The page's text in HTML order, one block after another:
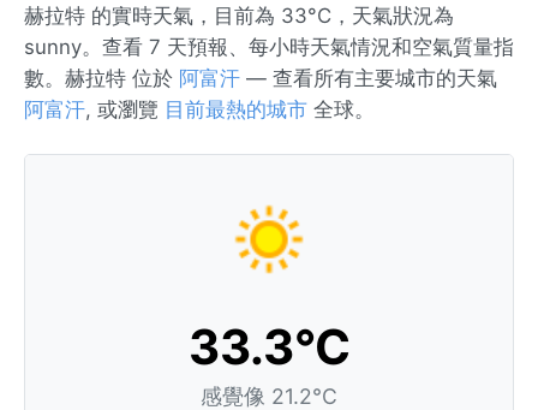
赫拉特 的實時天氣，目前為 33°C，天氣狀況為
sunny。查看 7 天預報、每小時天氣情況和空氣質量指
數。赫拉特 位於 阿富汗 — 查看所有主要城市的天氣
阿富汗, 或瀏覽 目前最熱的城市 全球。
33.3°C
感覺像 21.2°C